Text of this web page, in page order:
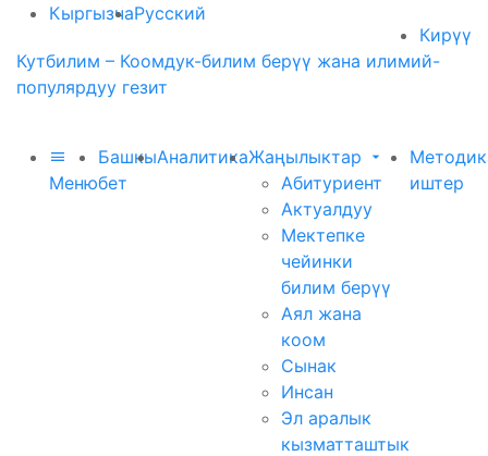
КыргызчаРусский
Кирүү
Кутбилим – Коомдук-билим берүү жана илимий-
популярдуу гезит
Меню
Башкы
бет
АналитикаЖаңылыктар
Абитуриент
Актуалдуу
Мектепке
чейинки
билим берүү
Аял жана
коом
Сынак
Инсан
Эл аралык
кызматташтык
иштер